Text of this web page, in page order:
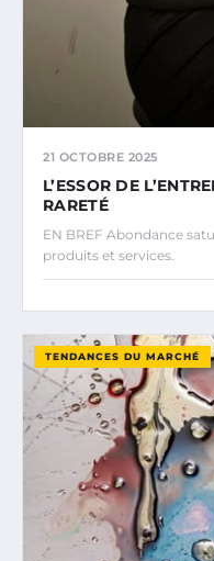
21 OCTOBRE 2025
L’ESSOR DE
RARETÉ
EN BREF Abondance
produits et services.
TENDANCES DU MARCHÉ